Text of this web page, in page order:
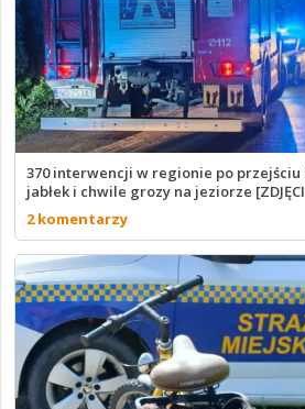
370 interwencji w regionie po
jabłek i chwile grozy na jeziorze
2 komentarzy